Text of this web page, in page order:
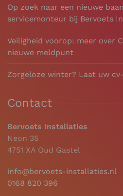
Op zoek naar een nieuwe
servicemonteur bij Bervoets
Veiligheid voorop: meer over
nieuwe meldpunt
Zorgeloze winter? Laat uw
Contact
Bervoets Installaties
Neon 35
4751 XA Oud Gastel
info@bervoets-installaties.nl
0168 820 396